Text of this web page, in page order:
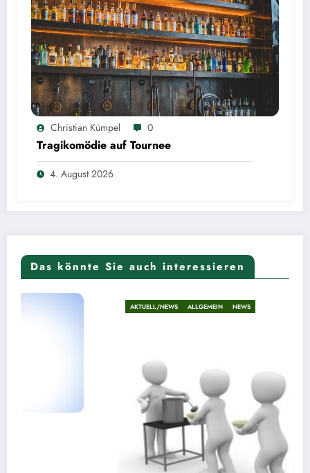
Christian Kümpel 0
Tragikomödie auf Tournee
4. August 2026
Das könnte Sie auch interessieren
ALLGEMEIN NEWS